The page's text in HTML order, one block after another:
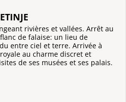
rivières et vallées. Arrêt au
de falaise: un lieu de
entre ciel et terre. Arrivée à
au charme discret et
de ses musées et ses palais.